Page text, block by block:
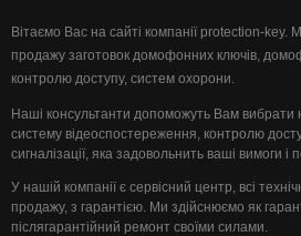
Вітаємо Вас на сайті компанії protection-key.
продажу заготовок домофонних ключів,
контролю доступу, систем охорони.
Наші консультанти допоможуть Вам вибрати
систему відеоспостереження, контролю
сигналізації, яка задовольнить ваші вимоги і
У нашій компанії є сервісний центр, всі
продажу, з гарантією. Ми здійснюємо як
післягарантійний ремонт своїми силами.